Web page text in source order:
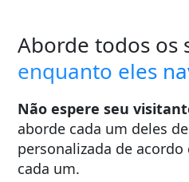
Aborde todos os
enquanto eles
Não espere seu
aborde cada um deles
personalizada de
cada um.